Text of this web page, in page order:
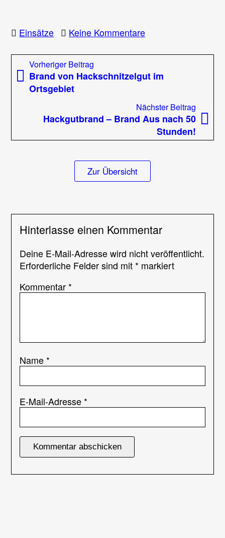
Einsätze Keine Kommentarezu
nach
stündigem
kein
Brand
Aus
Beitragsnavigation
Vorheriger Beitrag
Beitrag:
Brand von Hackschnitzelgut im
Ortsgebiet
Nächster Beitrag
Hackgutbrand – Brand Aus nach 50
Stunden!
Zur Übersicht
Hinterlasse einen Kommentar
Deine E-Mail-Adresse wird nicht veröffentlicht.
Erforderliche Felder sind mit * markiert
Kommentar *
Name *
E-Mail-Adresse *